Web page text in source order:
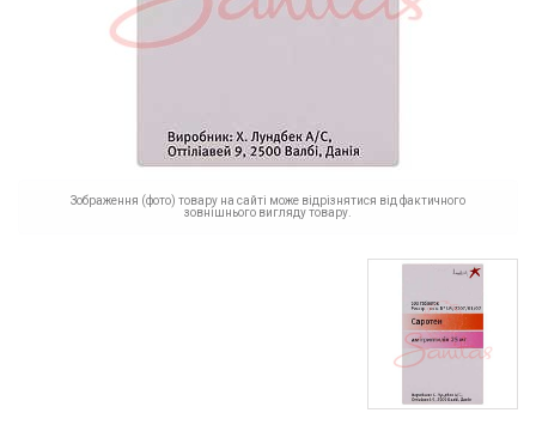
Зображення (фото) товару на сайті може відрізнятися від фактичного
зовнішнього вигляду товару.